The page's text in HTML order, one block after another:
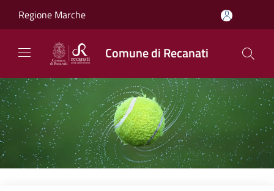
Regione Marche
Comune di Recanati